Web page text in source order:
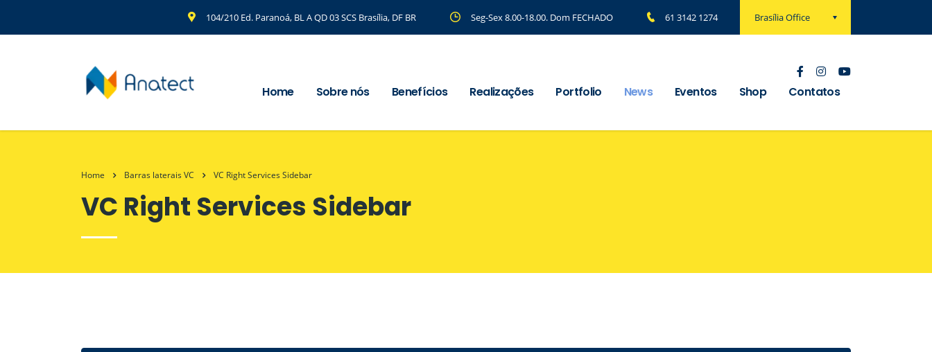
Brasília Office
104/210 Ed. Paranoá, BL A QD 03 SCS Brasília, DF BR Seg-Sex 8.00-18.00. Dom FECHADO 61 3142 1274
Home Sobre nós Benefícios Realizações Portfolio News Eventos Shop Contatos
Home Barras laterais VC VC Right Services Sidebar
VC Right Services Sidebar